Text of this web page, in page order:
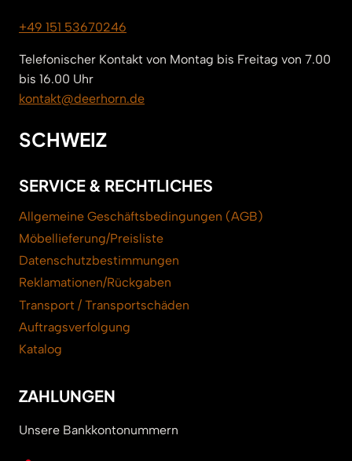
+49 151 53670246
Telefonischer Kontakt von Montag bis Freitag von 7.00
bis 16.00 Uhr
kontakt@deerhorn.de
SCHWEIZ
SERVICE & RECHTLICHES
Allgemeine Geschäftsbedingungen (AGB)
Möbellieferung/Preisliste
Datenschutzbestimmungen
Reklamationen/Rückgaben
Transport / Transportschäden
Auftragsverfolgung
Katalog
ZAHLUNGEN
Unsere Bankkontonummern